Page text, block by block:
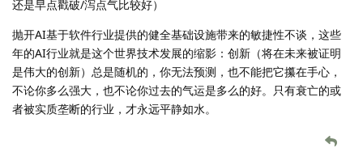
还是早点戳破/泻点气比较好）
抛开AI基于软件行业提供的健全基础设施带来的敏捷性不谈，这些
年的AI行业就是这个世界技术发展的缩影：创新（将在未来被证明
是伟大的创新）总是随机的，你无法预测，也不能把它攥在手心，
不论你多么强大，也不论你过去的气运是多么的好。只有衰亡的或
者被实质垄断的行业，才永远平静如水。